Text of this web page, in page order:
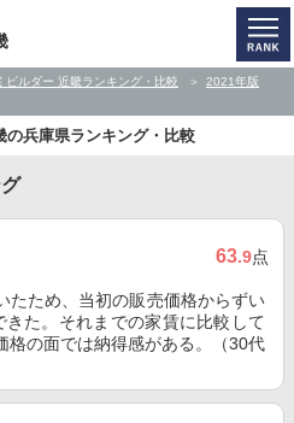
ビルダー 近畿ランキング・比較
2021年版
の兵庫県ランキング・比較
63.9点
たため、当初の販売価格からずい
た。それまでの家賃に比較して
格の面では納得感がある。（30代